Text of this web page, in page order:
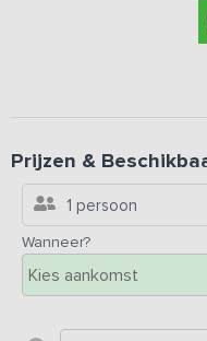
Prijzen &
1 persoon
Wanneer?